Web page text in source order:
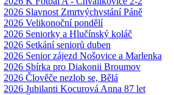
2026 Slavnost Zmrtvýchvstání Páně
2026 Velikonoční pondělí
2026 Seniorky a Hlučínský koláč
2026 Setkání seniorů duben
2026 Senior zájezd Nošovice a Marlenka
2026 Sbírka pro Diakonii Broumov
2026 Člověče nezlob se, Bělá
2026 Jubilanti Kocurová Anna 87 let